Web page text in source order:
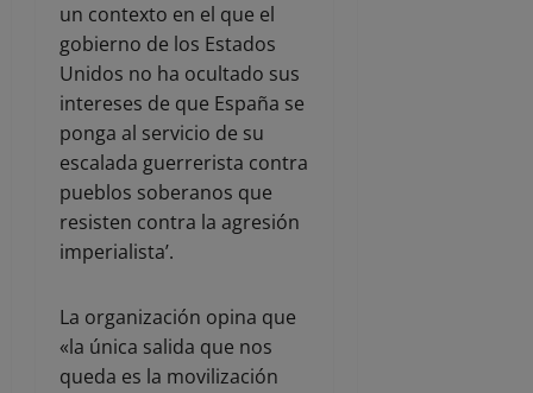
un contexto en el que el
gobierno de los Estados
Unidos no ha ocultado sus
intereses de que España se
ponga al servicio de su
escalada guerrerista contra
pueblos soberanos que
resisten contra la agresión
imperialista’.
La organización opina que
«la única salida que nos
queda es la movilización